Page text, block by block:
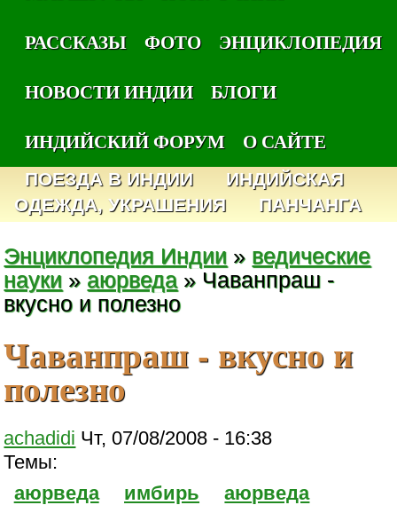
РАССКАЗЫ
ФОТО
ЭНЦИКЛОПЕДИЯ
НОВОСТИ ИНДИИ
БЛОГИ
ИНДИЙСКИЙ ФОРУМ
О САЙТЕ
ПОЕЗДА В ИНДИИ
ИНДИЙСКАЯ
ОДЕЖДА, УКРАШЕНИЯ
ПАНЧАНГА
Энциклопедия Индии » ведические
науки » аюрведа » Чаванпраш -
вкусно и полезно
Чаванпраш - вкусно и
полезно
achadidi Чт, 07/08/2008 - 16:38
Темы:
аюрведа
имбирь
аюрведа